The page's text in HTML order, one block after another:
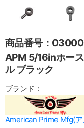
商品番号：
APM 5/16inホー
ル ブラック
ブランド：
American Prime Mfg(